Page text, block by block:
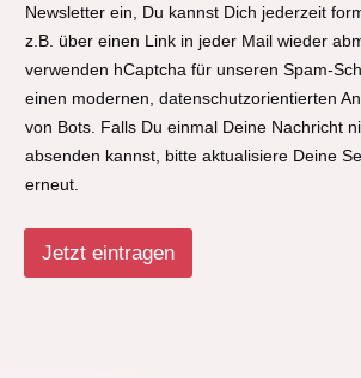
Newsletter ein, Du kannst Dich jederzeit
z.B. über einen Link in jeder Mail wieder
verwenden hCaptcha für unseren Spam-
einen modernen, datenschutzorientierten
von Bots. Falls Du einmal Deine Nachricht
absenden kannst, bitte aktualisiere Deine
erneut.
Jetzt eintragen